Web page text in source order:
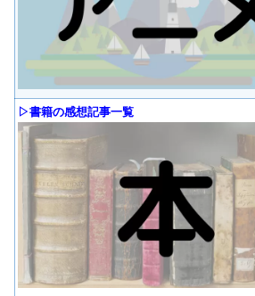
▷書籍の感想記事一覧